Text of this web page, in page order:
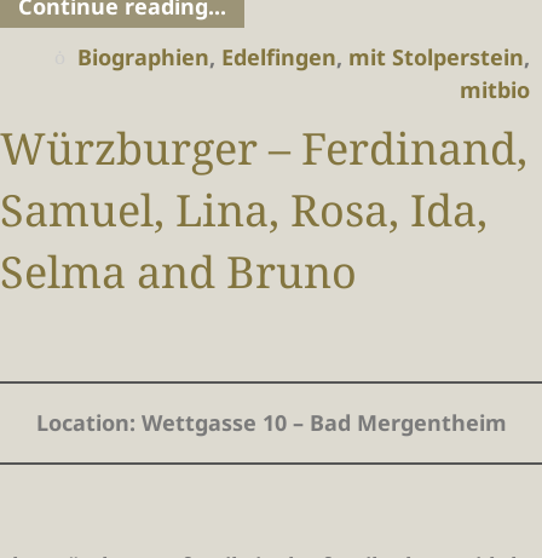
Continue reading...
Biographien, Edelfingen, mit Stolperstein,
mitbio
Würzburger – Ferdinand,
Samuel, Lina, Rosa, Ida,
Selma and Bruno
Location: Wettgasse 10 – Bad Mergentheim